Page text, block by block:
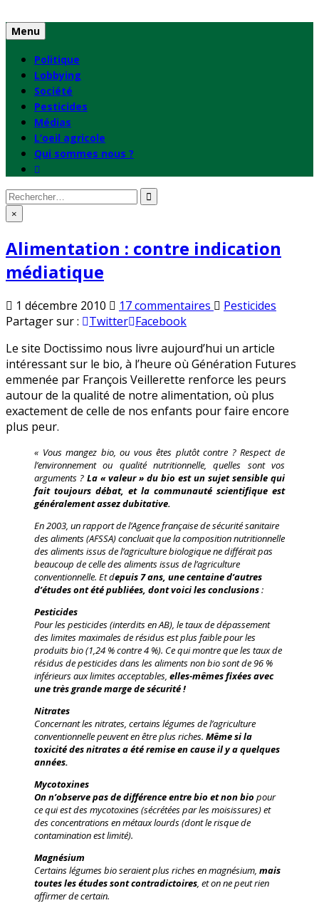
to
content
Menu
Politique
Lobbying
Société
Pesticides
Médias
L’oeil agricole
Qui sommes nous ?
Rechercher
: ×
Alimentation : contre indication
médiatique
1 décembre 2010 17 commentaires sur
contre
indication
médiatique
Publié
Pesticides
Partager sur :
Twitter Facebook
Le site Doctissimo nous livre aujourd’hui un article
intéressant sur le bio, à l’heure où Génération Futures
emmenée par François Veillerette renforce les peurs
autour de la qualité de notre alimentation, où plus
exactement de celle de nos enfants pour faire encore
plus peur.
« Vous mangez bio, ou vous êtes plutôt contre ? Respect de
l’environnement ou qualité nutritionnelle, quelles sont vos
arguments ? La « valeur » du bio est un sujet sensible qui
fait toujours débat, et la communauté scientifique est
généralement assez dubitative.
En 2003, un rapport de l’Agence française de sécurité sanitaire
des aliments (AFSSA) concluait que la composition nutritionnelle
des aliments issus de l’agriculture biologique ne différait pas
beaucoup de celle des aliments issus de l’agriculture
conventionnelle. Et depuis 7 ans, une centaine d’autres
d’études ont été publiées, dont voici les conclusions:
Pesticides
Pour les pesticides (interdits en AB), le taux de dépassement
des limites maximales de résidus est plus faible pour les
produits bio (1,24 % contre 4 %). Ce qui montre que les taux de
résidus de pesticides dans les aliments non bio sont de 96 %
inférieurs aux limites acceptables, elles-mêmes fixées avec
une très grande marge de sécurité !
Nitrates
Concernant les nitrates, certains légumes de l’agriculture
conventionnelle peuvent en être plus riches. Même si la
toxicité des nitrates a été remise en cause il y a quelques
années.
Mycotoxines
On n’observe pas de différence entre bio et non bio pour
ce qui est des mycotoxines (sécrétées par les moisissures) et
des concentrations en métaux lourds (dont le risque de
contamination est limité).
Magnésium
Certains légumes bio seraient plus riches en magnésium, mais
toutes les études sont contradictoires, et on ne peut rien
affirmer de certain.